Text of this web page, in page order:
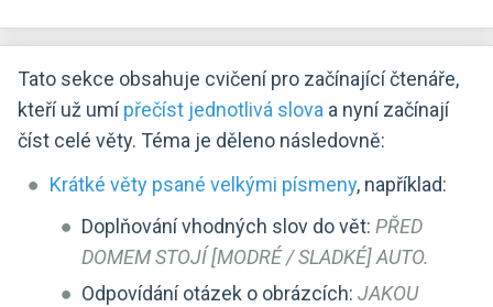
Tato sekce obsahuje cvičení pro začínající čtenáře,
kteří už umípřečíst jednotlivá slova a nyní začínají
číst celé věty. Téma je děleno následovně:
Krátké věty psané velkými písmeny, například:
Doplňování vhodných slov do vět:PŘED
DOMEM STOJÍ [MODRÉ / SLADKÉ] AUTO.
Odpovídání otázek o obrázcích:JAKOU